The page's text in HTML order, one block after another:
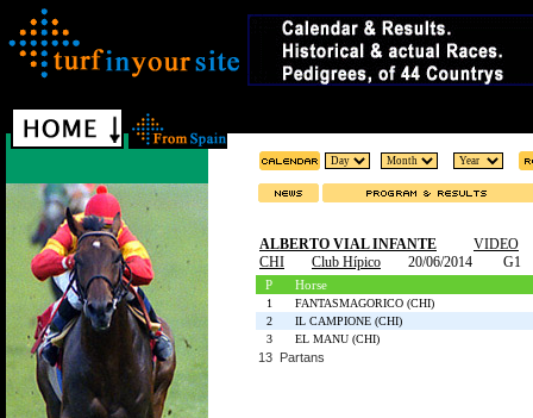
ALBERTO VIAL INFANTE
VIDEO
CHI
Club Hípico 20/06/2014 G1
P Horse
1
FANTASMAGORICO (CHI)
2
IL CAMPIONE (CHI)
3
EL MANU (CHI)
13 Partans